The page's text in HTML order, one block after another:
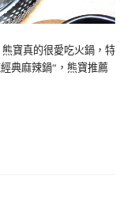
寶真的很愛吃火鍋，特
典麻辣鍋“，熊寶推薦